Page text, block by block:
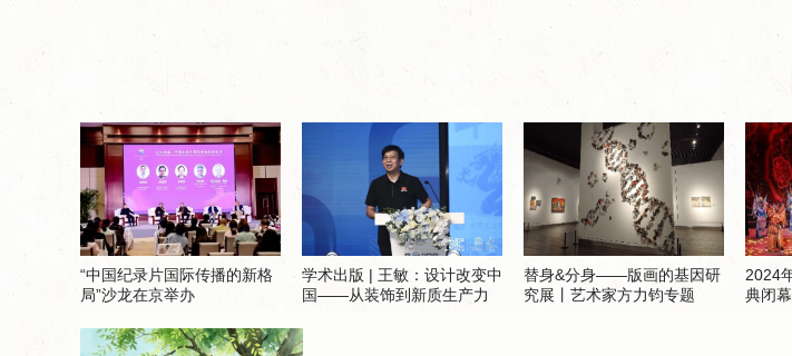
“中国纪录片国际传播的新格
局”沙龙在京举办
学术出版 | 王敏：设计改变中
国——从装饰到新质生产力
替身&分身——版画的基因研
究展丨艺术家方力钧专题
2024
典闭幕